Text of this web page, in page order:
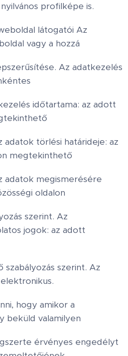
profilképe is.
látogatói Az
vagy a hozzá
Az adatkezelés
időtartama: az adott
adatok törlési határideje: az
megtekinthető
adatok megismerésére
oldalon
szerint. Az
jogok: az adott
szerint. Az
hogy amikor a
beküld valamilyen
érvényes engedélyt